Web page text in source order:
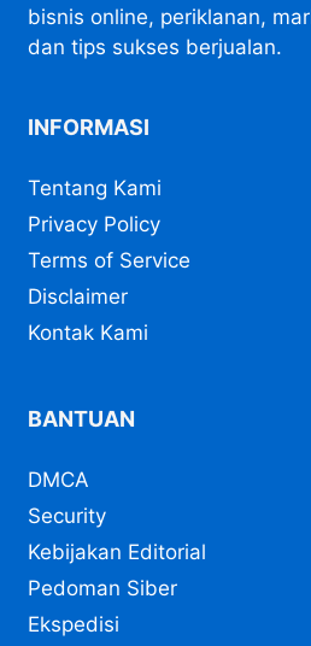
bisnis online, periklanan,
dan tips sukses berjualan.
INFORMASI
Tentang Kami
Privacy Policy
Terms of Service
Disclaimer
Kontak Kami
BANTUAN
DMCA
Security
Kebijakan Editorial
Pedoman Siber
Ekspedisi